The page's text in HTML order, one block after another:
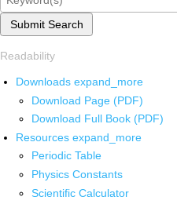
Submit Search
Readability
Downloads expand_more
Download Page (PDF)
Download Full Book (PDF)
Resources expand_more
Periodic Table
Physics Constants
Scientific Calculator